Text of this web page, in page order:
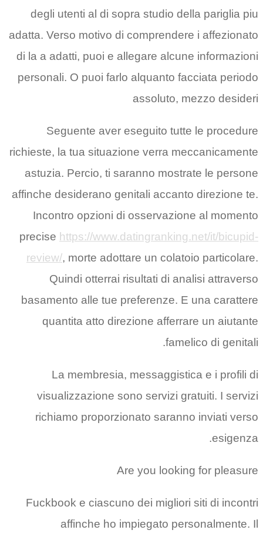
degli utenti al di sopra studio della pariglia piu
adatta. Verso motivo di comprendere i affezionato
di la a adatti, puoi e allegare alcune informazioni
personali. O puoi farlo alquanto facciata periodo
assoluto, mezzo desideri
Seguente aver eseguito tutte le procedure
richieste, la tua situazione verra meccanicamente
astuzia. Percio, ti saranno mostrate le persone
affinche desiderano genitali accanto direzione te.
Incontro opzioni di osservazione al momento
precise https://www.datingranking.net/it/bicupid-
review/, morte adottare un colatoio particolare.
Quindi otterrai risultati di analisi attraverso
basamento alle tue preferenze. E una carattere
quantita atto direzione afferrare un aiutante
famelico di genitali.
La membresia, messaggistica e i profili di
visualizzazione sono servizi gratuiti. I servizi
richiamo proporzionato saranno inviati verso
esigenza.
Are you looking for pleasure
Fuckbook e ciascuno dei migliori siti di incontri
affinche ho impiegato personalmente. Il